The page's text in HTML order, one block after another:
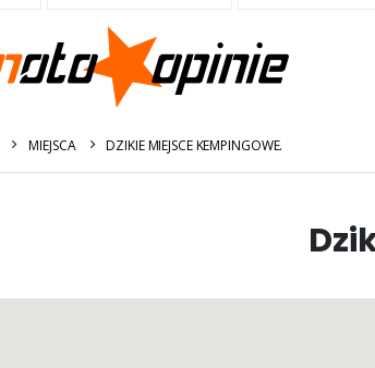
MIEJSCA DZIKIE MIEJSCE KEMPINGOWE.